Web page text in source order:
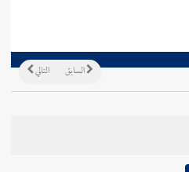
التالي السابق